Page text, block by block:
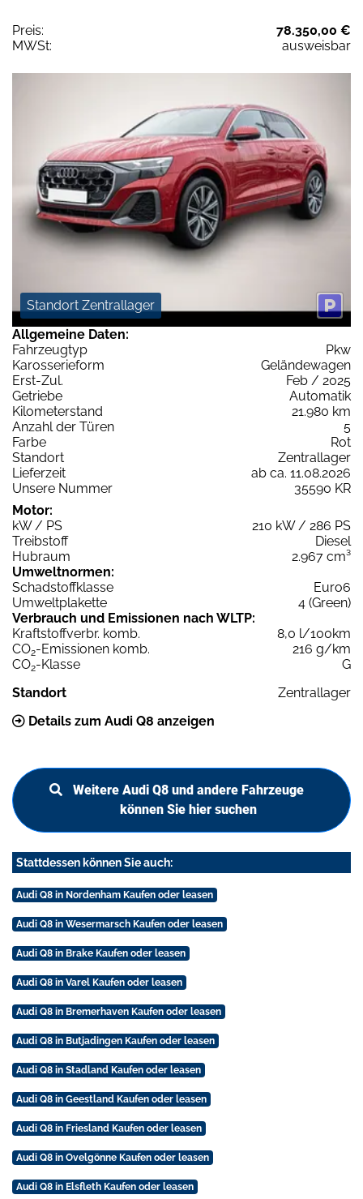
Preis:
78.350,00 €
MWSt:
ausweisbar
Standort Zentrallager
Allgemeine Daten:
Fahrzeugtyp
Pkw
Karosserieform
Geländewagen
Erst-Zul.
Feb / 2025
Getriebe
Automatik
Kilometerstand
21.980 km
Anzahl der Türen
5
Farbe
Rot
Standort
Zentrallager
Lieferzeit
ab ca. 11.08.2026
Unsere Nummer
35590 KR
Motor:
kW / PS
210 kW / 286 PS
Treibstoff
Diesel
Hubraum
2.967 cm³
Umweltnormen:
Schadstoffklasse
Euro6
Umweltplakette
4 (Green)
Verbrauch und Emissionen nach WLTP:
Kraftstoffverbr. komb.
8,0 l/100km
CO2-Emissionen komb.
216 g/km
CO2-Klasse
G
Standort
Zentrallager
Details zum Audi Q8 anzeigen
Weitere Audi Q8 und andere Fahrzeuge
können Sie hier suchen
Stattdessen können Sie auch:
Audi Q8 in Nordenham Kaufen oder leasen
Audi Q8 in Wesermarsch Kaufen oder leasen
Audi Q8 in Brake Kaufen oder leasen
Audi Q8 in Varel Kaufen oder leasen
Audi Q8 in Bremerhaven Kaufen oder leasen
Audi Q8 in Butjadingen Kaufen oder leasen
Audi Q8 in Stadland Kaufen oder leasen
Audi Q8 in Geestland Kaufen oder leasen
Audi Q8 in Friesland Kaufen oder leasen
Audi Q8 in Ovelgönne Kaufen oder leasen
Audi Q8 in Elsfleth Kaufen oder leasen